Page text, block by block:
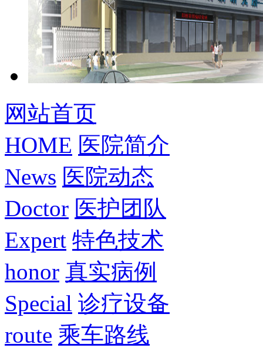
网站首页
HOME 医院简介
News 医院动态
Doctor 医护团队
Expert 特色技术
honor 真实病例
Special 诊疗设备
route 乘车路线